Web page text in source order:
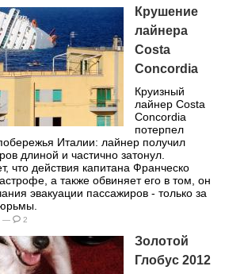
Крушение
лайнера
Costa
Concordia
Круизный
лайнер Costa
Concordia
потерпел
Италии: лайнер получил
длиной и частично затонул.
что действия капитана Франческо
а также обвиняет его в том, он
эвакуации пассажиров - только за
— 2
Золотой
Глобус 2012